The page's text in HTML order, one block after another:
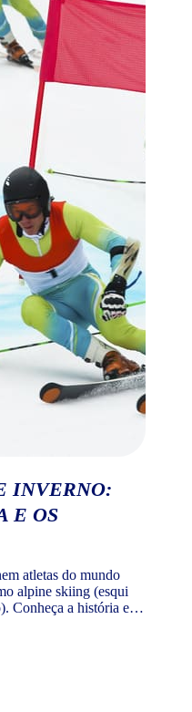
INVERNO:
E OS
atletas do mundo
alpine skiing (esqui
Conheça a história e